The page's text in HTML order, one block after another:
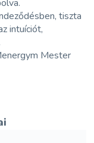
tiszta
intuíciót,
Mester